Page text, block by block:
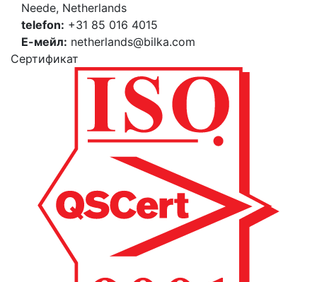
Neede, Netherlands
telefon: +31 85 016 4015
Е-мейл: netherlands@bilka.com
Cертификат